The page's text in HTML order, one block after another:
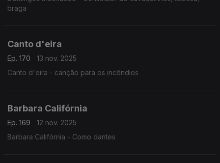
braga
Canto d'eira
Ep. 170
13 nov. 2025
Canto d'eira - canção para os incêndios
Barbara Califórnia
Ep. 169
12 nov. 2025
Barbara Califórnia - Como dantes